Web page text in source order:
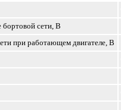
сети, В
при работающем двигателе, В